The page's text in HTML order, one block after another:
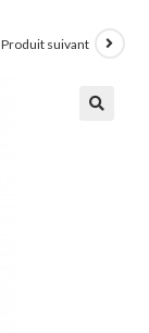
Produit suivant